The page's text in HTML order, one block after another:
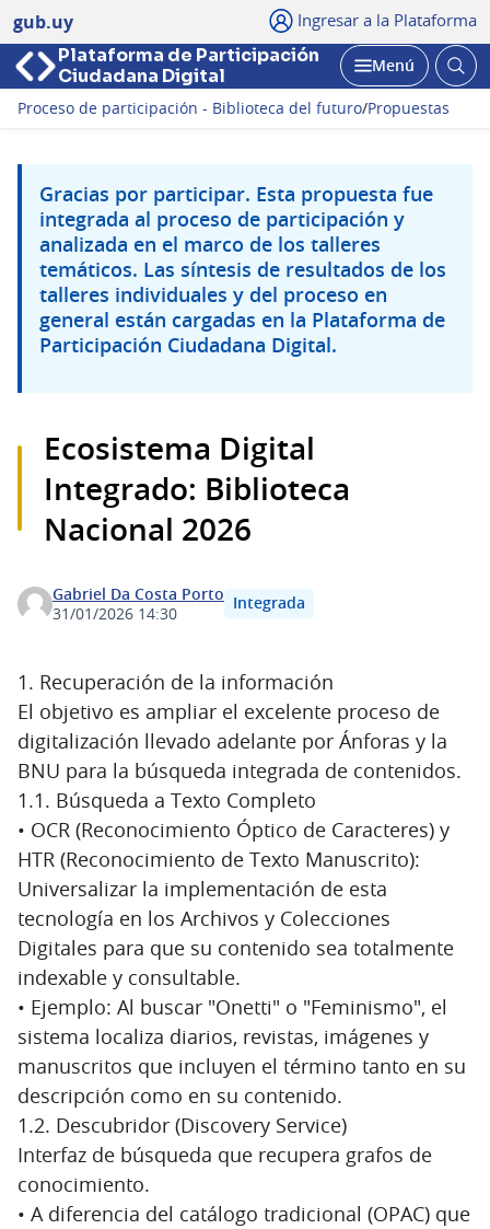
gub.uy Ingresar a la Plataforma
Plataforma de Participación
Ciudadana Digital
Abrir
Menú
Proceso de participación - Biblioteca del futuro/Propuestas
Gracias por participar. Esta propuesta fue
integrada al proceso de participación y
analizada en el marco de los talleres
temáticos. Las síntesis de resultados de los
talleres individuales y del proceso en
general están cargadas en la Plataforma de
Participación Ciudadana Digital.
Ecosistema Digital
Integrado: Biblioteca
Nacional 2026
Gabriel Da Costa Porto
31/01/2026 14:30
Integrada
1. Recuperación de la información
El objetivo es ampliar el excelente proceso de
digitalización llevado adelante por Ánforas y la
BNU para la búsqueda integrada de contenidos.
1.1. Búsqueda a Texto Completo
• OCR (Reconocimiento Óptico de Caracteres) y
HTR (Reconocimiento de Texto Manuscrito):
Universalizar la implementación de esta
tecnología en los Archivos y Colecciones
Digitales para que su contenido sea totalmente
indexable y consultable.
• Ejemplo: Al buscar "Onetti" o "Feminismo", el
sistema localiza diarios, revistas, imágenes y
manuscritos que incluyen el término tanto en su
descripción como en su contenido.
1.2. Descubridor (Discovery Service)
Interfaz de búsqueda que recupera grafos de
conocimiento.
• A diferencia del catálogo tradicional (OPAC) que